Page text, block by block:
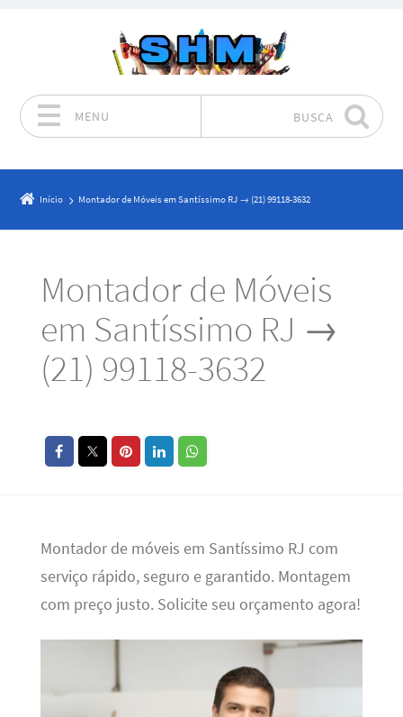
MENU BUSCA
Início Montador de Móveis em Santíssimo RJ → (21) 99118-3632
Montador de Móveis
em Santíssimo RJ →
(21) 99118-3632
Montador de móveis em Santíssimo RJ com
serviço rápido, seguro e garantido. Montagem
com preço justo. Solicite seu orçamento agora!